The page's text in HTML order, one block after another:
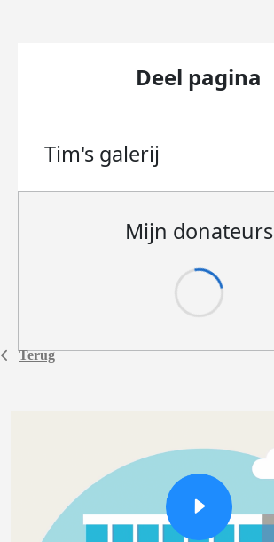
Terug
Deel pagina
Tim's galerij
Mijn donateurs